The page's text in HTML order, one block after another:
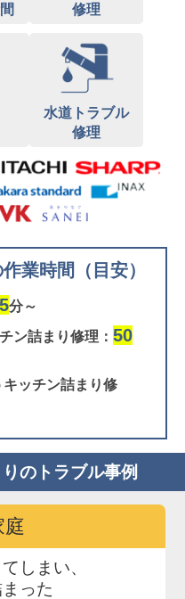
修理
水道トラブル
修理
業時間（目安）
分～
ン詰まり修理： 50
キッチン詰まり修
のトラブル事例
庭
しまい、
った